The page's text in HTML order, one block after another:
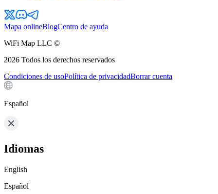
Mapa onlineBlogCentro de ayuda
WiFi Map LLC ©
2026 Todos los derechos reservados
Condiciones de usoPolítica de privacidadBorrar cuenta
Español
Idiomas
English
Español